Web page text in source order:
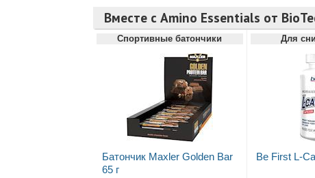
Вместе с Amino Essentials от
Спортивные батончики
Батончик Maxler Golden Bar
65 г
Для
Be First L-